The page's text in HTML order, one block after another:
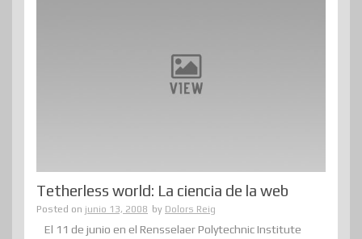
Tetherless world: La ciencia de la web
Posted on junio 13, 2008 by Dolors Reig
El 11 de junio en el Rensselaer Polytechnic Institute